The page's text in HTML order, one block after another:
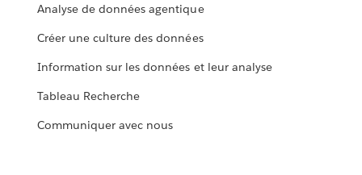
Analyse de données agentique
Créer une culture des données
Information sur les données et leur analyse
Tableau Recherche
Communiquer avec nous